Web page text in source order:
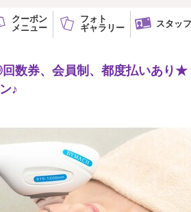
クーポン
メニュー
フォト
ギャラリー
スタッフ
数券、会員制、都度払いあり
♪